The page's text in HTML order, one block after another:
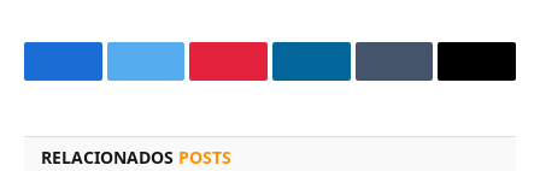
FacebookTwitter PinterestO
Tumblr E-
RELACIONADOS POSTS